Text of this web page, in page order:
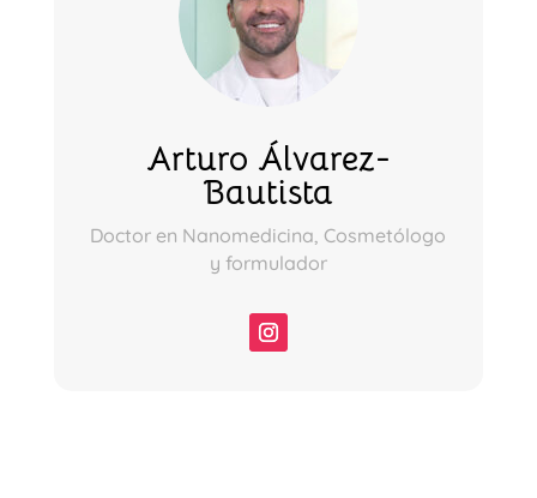
Arturo Álvarez-
Bautista
Doctor en Nanomedicina, Cosmetólogo
y formulador